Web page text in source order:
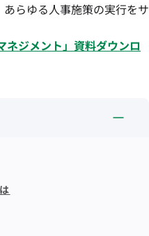
らゆる人事施策の実行をサ
ネジメント」資料ダウンロ